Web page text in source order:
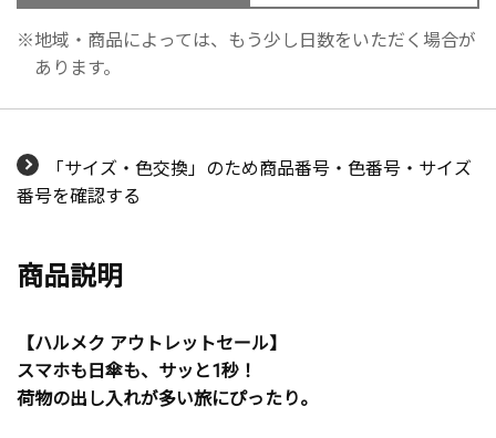
地域・商品によっては、もう少し日数をいただく場合が
あります。
「サイズ・色交換」のため商品番号・色番号・サイズ
番号を確認する
商品説明
【ハルメク アウトレットセール】
スマホも日傘も、サッと1秒！
荷物の出し入れが多い旅にぴったり。